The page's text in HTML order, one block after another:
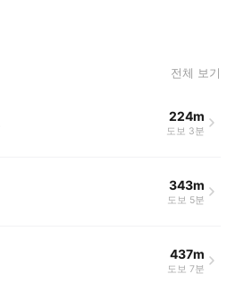
전체 보기
224m
도보 3분
343m
도보 5분
437m
도보 7분